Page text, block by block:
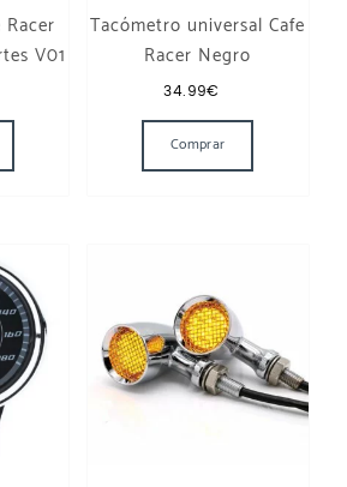
V01
Tacómetro universal Cafe
Racer Negro
34.99€
Comprar